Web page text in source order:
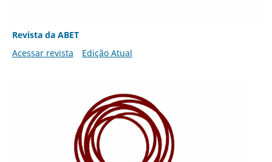
Revista da ABET
Acessar revista
Edição Atual